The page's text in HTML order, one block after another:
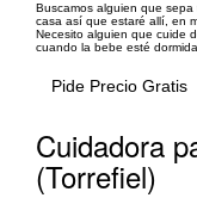
Buscamos alguien que sepa
casa así que estaré allí, en
Necesito alguien que cuide
cuando la bebe esté dormida.
Pide Precio Gratis
Cuidadora
(Torrefiel)